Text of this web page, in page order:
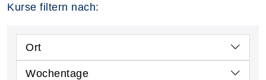
Kurse filtern nach:
Ort
Wochentage